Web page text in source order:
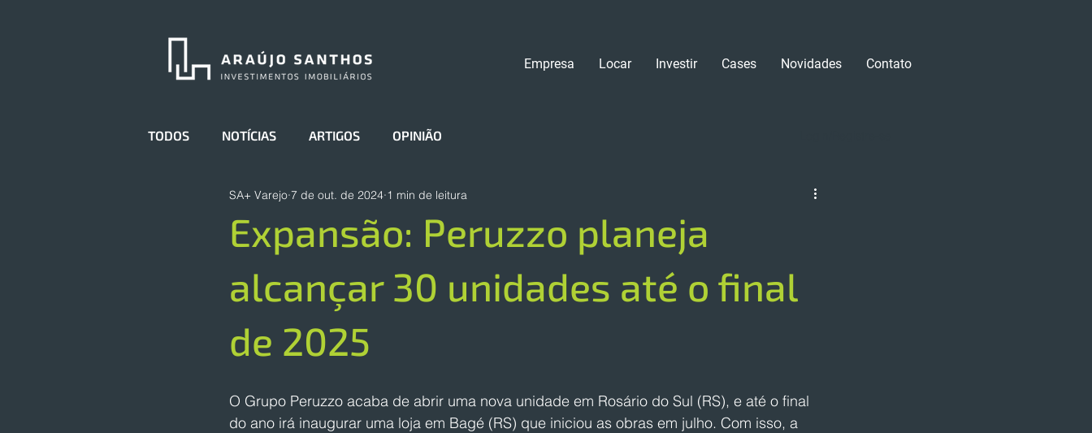
Empresa Locar Investir Cases Novidades Contato
TODOS NOTÍCIAS ARTIGOS OPINIÃO
Expansão: Peruzzo planeja
alcançar 30 unidades até o final
de 2025
SA+ Varejo 7 de out. de 2024 1 min de leitura
O Grupo Peruzzo acaba de abrir uma nova unidade em Rosário do Sul (RS), e até o final
do ano irá inaugurar uma loja em Bagé (RS) que iniciou as obras em julho. Com isso, a